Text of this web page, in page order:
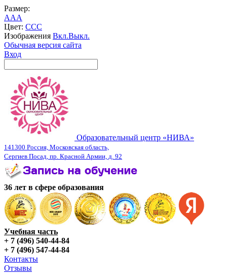
Размер:
AAA
Цвет: CCC
Изображения Вкл.Выкл.
Обычная версия сайта
Вход
Образовательный центр «НИВА»
141300 Россия, Московская область,
Сергиев Посад, пр. Красной Армии, д. 92
36 лет в сфере образования
Учебная часть
+ 7 (496) 540-44-84
+ 7 (496) 547-44-84
Контакты
Отзывы